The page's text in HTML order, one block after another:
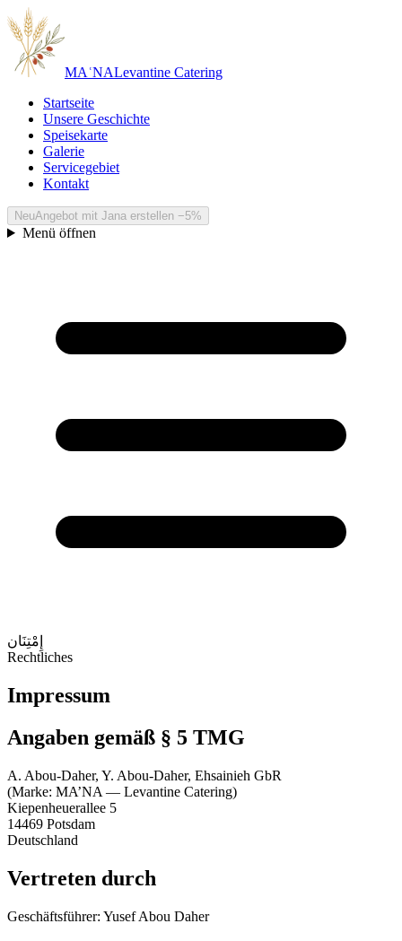
MA ʿNALevantine Catering
Startseite
Unsere Geschichte
Speisekarte
Galerie
Servicegebiet
Kontakt
NeuAngebot mit Jana erstellen −5%
Menü öffnen
إِمْتِنَان
Rechtliches
Impressum
Angaben gemäß § 5 TMG
A. Abou-Daher, Y. Abou-Daher, Ehsainieh GbR
(Marke: MA’NA — Levantine Catering)
Kiepenheuerallee 5
14469 Potsdam
Deutschland
Vertreten durch
Geschäftsführer: Yusef Abou Daher